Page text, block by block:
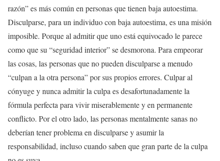
razón” es más común en personas que tienen baja autoestima.
Disculparse, para un individuo con baja autoestima, es una misión
imposible. Porque al admitir que uno está equivocado le parece
como que su “seguridad interior” se desmorona. Para empeorar
las cosas, las personas que no pueden disculparse a menudo
“culpan a la otra persona” por sus propios errores. Culpar al
cónyuge y nunca admitir la culpa es desafortunadamente la
fórmula perfecta para vivir miserablemente y en permanente
conflicto. Por el otro lado, las personas mentalmente sanas no
deberían tener problema en disculparse y asumir la
responsabilidad, incluso cuando saben que gran parte de la culpa